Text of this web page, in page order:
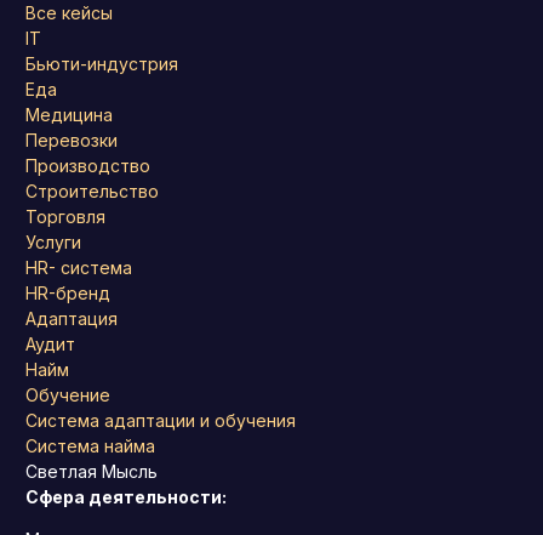
Все кейсы
IT
Бьюти-индустрия
Еда
Медицина
Перевозки
Производство
Строительство
Торговля
Услуги
HR- система
HR-бренд
Адаптация
Аудит
Найм
Обучение
Система адаптации и обучения
Система найма
Светлая Мысль
Сфера деятельности: